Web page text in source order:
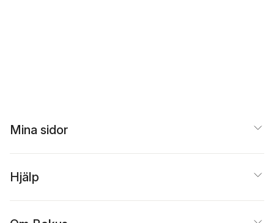
Mina sidor
Hjälp